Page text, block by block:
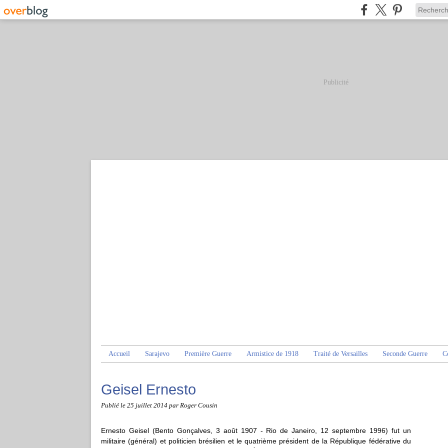
Publicité
Accueil Sarajevo Première Guerre Armistice de 1918 Traité de Versailles Seconde Guerre
Geisel Ernesto
Publié le 25 juillet 2014 par Roger Cousin
Ernesto Geisel (Bento Gonçalves, 3 août 1907 - Rio de Janeiro, 12 septembre 1996) fut un
militaire (général) et politicien brésilien et le quatrième président de la République fédérative du